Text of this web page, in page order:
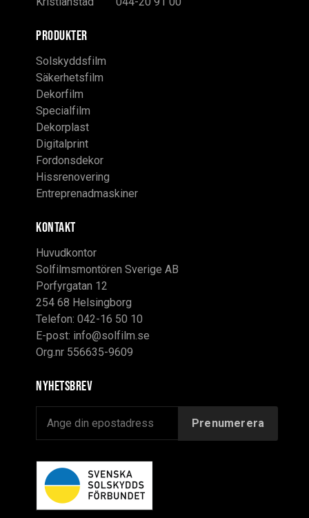
PRODUKTER
Solskyddsfilm
Säkerhetsfilm
Dekorfilm
Specialfilm
Dekorplast
Digitalprint
Fordonsdekor
Hissrenovering
Entreprenadmaskiner
KONTAKT
Huvudkontor
Solfilmsmontören Sverige AB
Porfyrgatan 12
254 68 Helsingborg
Telefon: 042-16 50 10
E-post: info@solfilm.se
Org.nr 556635-9609
Nyhetsbrev